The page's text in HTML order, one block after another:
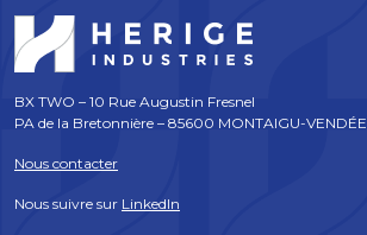
BX TWO – 10 Rue Augustin Fresnel
PA de la Bretonnière – 85600 MONTAIGU-VENDÉE
Nous contacter
Nous suivre sur LinkedIn